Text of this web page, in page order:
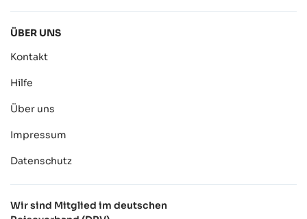
ÜBER UNS
Kontakt
Hilfe
Über uns
Impressum
Datenschutz
Wir sind Mitglied im deutschen